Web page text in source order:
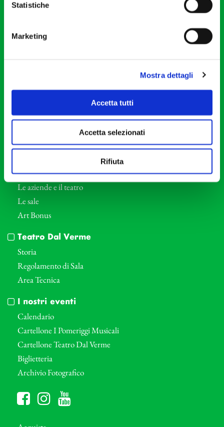
Statistiche
Marketing
Mostra dettagli
Accetta tutti
Accetta selezionati
Rifiuta
Cod. Fisc. 80078650159
Orchestra I Pomeriggi Musicali
Direttore Artistico
Professori d’Orchestra
Eventi Corporate
Le aziende e il teatro
Le sale
Art Bonus
Teatro Dal Verme
Storia
Regolamento di Sala
Area Tecnica
I nostri eventi
Calendario
Cartellone I Pomeriggi Musicali
Cartellone Teatro Dal Verme
Biglietteria
Archivio Fotografico